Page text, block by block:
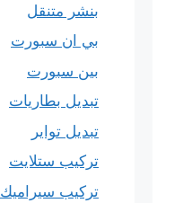
بنشر متنقل
بي ان سبورت
بين سبورت
تبديل بطاريات
تبديل تواير
تركيب ستلايت
تركيب سيراميك